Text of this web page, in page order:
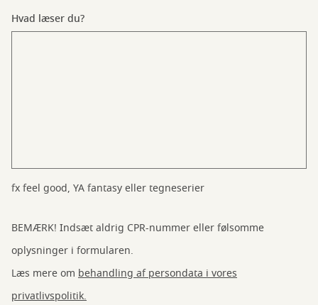
Hvad læser du?
fx feel good, YA fantasy eller tegneserier
BEMÆRK! Indsæt aldrig CPR-nummer eller følsomme
oplysninger i formularen.
Læs mere om behandling af persondata i vores
privatlivspolitik.